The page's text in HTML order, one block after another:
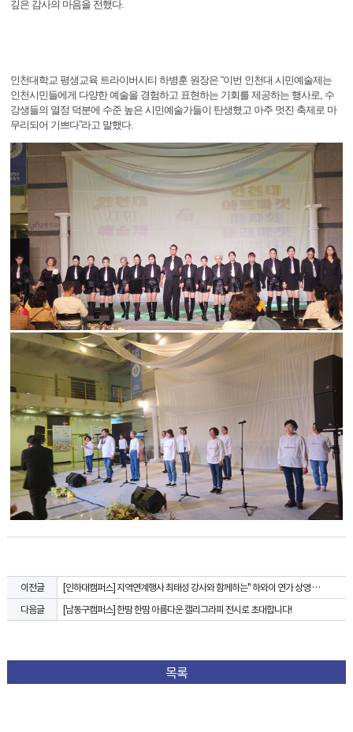
깊은 감사의 마음을 전했다.
인천대학교 평생교육 트라이버시티 하병훈 원장은 “이번 인천대 시민예술제는
인천시민들에게 다양한 예술을 경험하고 표현하는 기회를 제공하는 행사로, 수
강생들의 열정 덕분에 수준 높은 시민예술가들이 탄생했고 아주 멋진 축제로 마
무리되어 기쁘다”라고 말했다.
이전글
[인하대캠퍼스] 지역연계행사 최태성 강사와 함께하는" 하와이 연가 상영 및 토크 콘서트" 스케치
다음글
[남동구캠퍼스] 한땀 한땀 아름다운 캘리그라피 전시로 초대합니다!
목록